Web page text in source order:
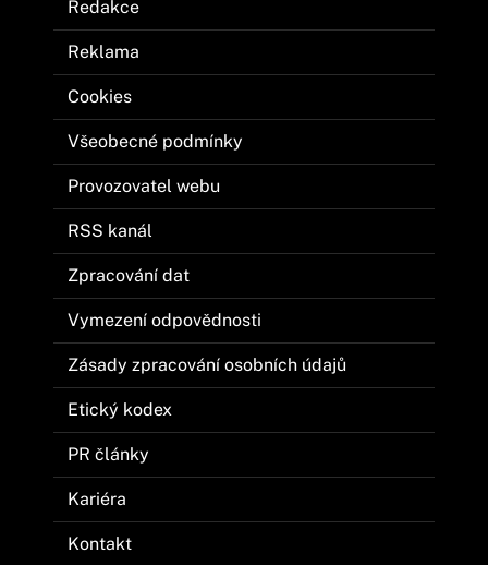
Redakce
Reklama
Cookies
Všeobecné podmínky
Provozovatel webu
RSS kanál
Zpracování dat
Vymezení odpovědnosti
Zásady zpracování osobních údajů
Etický kodex
PR články
Kariéra
Kontakt